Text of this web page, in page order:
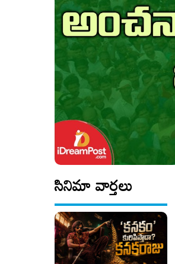
సినిమా వార్తలు